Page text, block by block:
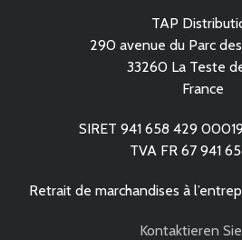
TAP
290 avenue du Parc
33260 La Teste
France
SIRET 941 658 429
TVA FR 67 941
Retrait de marchandises à
Kontaktieren